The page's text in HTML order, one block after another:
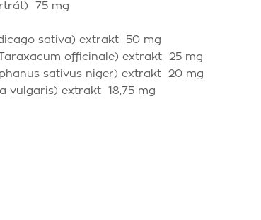
75 mg
sativa) extrakt 50 mg
officinale) extrakt 25 mg
sativus niger) extrakt 20 mg
vulgaris) extrakt 18,75 mg